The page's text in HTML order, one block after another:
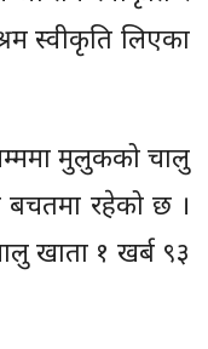
स्वीकृति लिएका
मुलुकको चालु
बचतमा रहेको छ ।
खाता १ खर्ब ९३